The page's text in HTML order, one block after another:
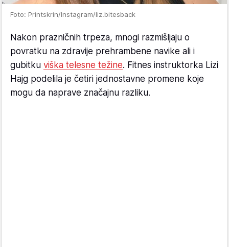
Foto: Printskrin/Instagram/liz.bitesback
Nakon prazničnih trpeza, mnogi razmišljaju o
povratku na zdravije prehrambene navike ali i
gubitku viška telesne težine. Fitnes instruktorka Lizi
Hajg podelila je četiri jednostavne promene koje
mogu da naprave značajnu razliku.